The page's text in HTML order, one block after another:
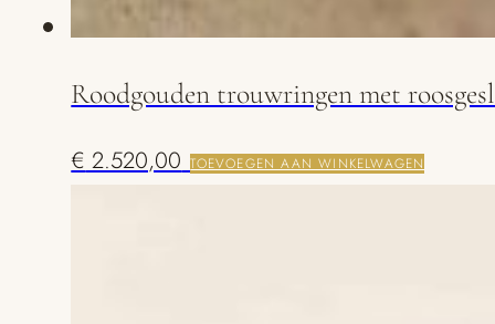
Roodgouden trouwringen met
€ 2.520,00 TOEVOEGEN AAN WINKELWAGEN